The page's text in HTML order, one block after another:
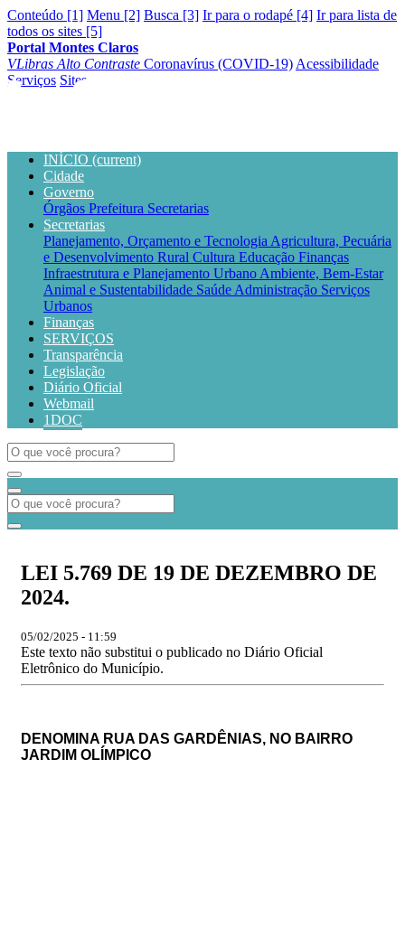
Conteúdo [1] Menu [2] Busca [3] Ir para o rodapé [4] Ir para lista de
todos os sites [5]
Portal Montes Claros
VLibras Alto Contraste Coronavírus (COVID-19) Acessibilidade
Serviços Sites
INÍCIO (current)
Cidade
Governo
Órgãos Prefeitura Secretarias
Secretarias
Planejamento, Orçamento e Tecnologia Agricultura, Pecuária
e Desenvolvimento Rural Cultura Educação Finanças
Infraestrutura e Planejamento Urbano Ambiente, Bem-Estar
Animal e Sustentabilidade Saúde Administração Serviços
Urbanos
Finanças
SERVIÇOS
Transparência
Legislação
Diário Oficial
Webmail
1DOC
LEI 5.769 DE 19 DE DEZEMBRO DE
2024.
05/02/2025 - 11:59
Este texto não substitui o publicado no Diário Oficial
Eletrônico do Município.
DENOMINA RUA DAS GARDÊNIAS, NO BAIRRO
JARDIM OLÍMPICO